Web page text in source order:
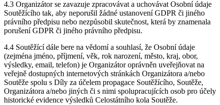
4.3 Organizátor se zavazuje zpracovávat a uchovávat Osobní údaje
Soutěžícího tak, aby neporušil žádné ustanovení GDPR či jiného
právního předpisu nebo nezpůsobil skutečnost, která by znamenala
porušení GDPR či jiného právního předpisu.
4.4 Soutěžící dále bere na vědomí a souhlasí, že Osobní údaje
(zejména jméno, příjmení, věk, rok narození, město, kraj, obor,
výsledky, email, telefon) je Organizátor oprávněn uveřejňovat na
veřejně dostupných internetových stránkách Organizátora a/nebo
Soutěže spolu s Díly za účelem propagace Soutěžícího, Soutěže,
Organizátora a/nebo jiných či s nimi spolupracujících osob pro účely
historické evidence výsledků Celostátního kola Soutěže.